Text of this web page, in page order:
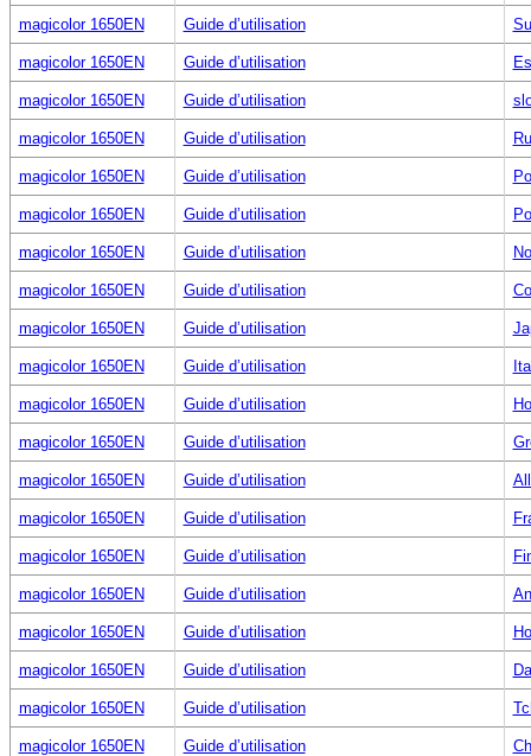
magicolor 1650EN Guide d’utilisation
magicolor 1650EN Guide d’utilisation
magicolor 1650EN Guide d’utilisation
magicolor 1650EN Guide d’utilisation
magicolor 1650EN Guide d’utilisation
magicolor 1650EN Guide d’utilisation
magicolor 1650EN Guide d’utilisation
magicolor 1650EN Guide d’utilisation
magicolor 1650EN Guide d’utilisation
magicolor 1650EN Guide d’utilisation
magicolor 1650EN Guide d’utilisation
magicolor 1650EN Guide d’utilisation
magicolor 1650EN Guide d’utilisation
magicolor 1650EN Guide d’utilisation
magicolor 1650EN Guide d’utilisation
magicolor 1650EN Guide d’utilisation
magicolor 1650EN Guide d’utilisation
magicolor 1650EN Guide d’utilisation
magicolor 1650EN Guide d’utilisation
magicolor 1650EN Guide d’utilisation